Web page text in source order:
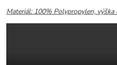
Materiál: 100% Polypropylen,